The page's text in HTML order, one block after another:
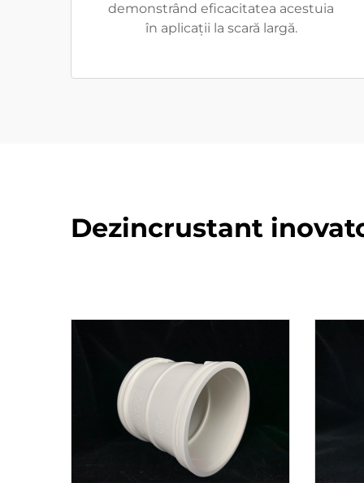
demonstrând eficacitatea acestuia
în aplicații la scară largă.
Dezincrustant